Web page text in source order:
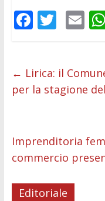
F
b
o
k
T
er
E
l
← Lirica: il
per la stagione
Imprenditoria
commercio
Editoriale